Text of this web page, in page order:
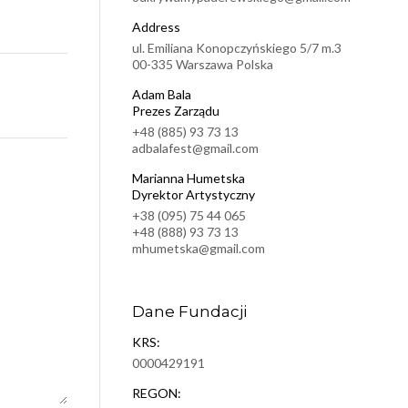
Address
ul. Emiliana Konopczyńskiego 5/7 m.3
00-335 Warszawa Polska
Adam Bala
Prezes Zarządu
+48 (885) 93 73 13
adbalafest@gmail.com
Marianna Humetska
Dyrektor Artystyczny
+38 (095) 75 44 065
+48 (888) 93 73 13
mhumetska@gmail.com
Dane Fundacji
KRS:
0000429191
REGON: